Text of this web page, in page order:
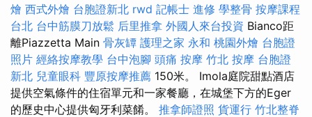
燴 西式外燴 台胞證新北 rwd 記帳士 進修 學整骨 按摩課程
台北 台中筋膜刀放鬆 后里推拿 外國人來台投資 Bianco距
離Piazzetta Main 骨灰罈 護理之家 永和 桃園外燴 台胞證
照片 經絡按摩教學 台中泡腳 頭痛 按摩 竹北 按摩 台胞證
新北 兒童眼科 豐原按摩推薦 150米。 Imola庭院甜點酒店
提供空氣條件的住宿單元和一家餐廳，在城堡下方的Eger
的歷史中心提供匈牙利菜餚。 推拿師證照 貨運行 竹北整脊